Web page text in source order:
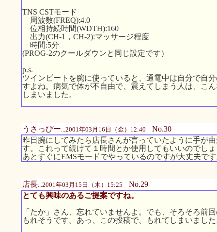
TNS CSTモード
周波数(FREQ):4.0
位相持続時間(WDTH):160
出力(CH-1，CH-2):マッサージ程度
時間:5分
(PROG-2のクールダウンと同じ設定です）
p.s.
ツインビートを腕に使っていると、通電中は自分で自
すよね。病気で体が不自由で、震えてしまう人は、こ
しまいました。
うさっぴー...2001年03月16日（金）12:40 No.30
昨日腕にしてみたら店長さんが言っていたように手が
す。これって続けて１時間とか使用してもいいのでし
あとすぐにEMSモードでやっているのですが大丈夫で
店長...2001年03月15日（木）15:25 No.29
とても興味のあるご提案ですね。
「たか」さん、忘れていませんよ。でも、そろそろ前
もれそうです。あっ、この投稿で、もれてしまいまし